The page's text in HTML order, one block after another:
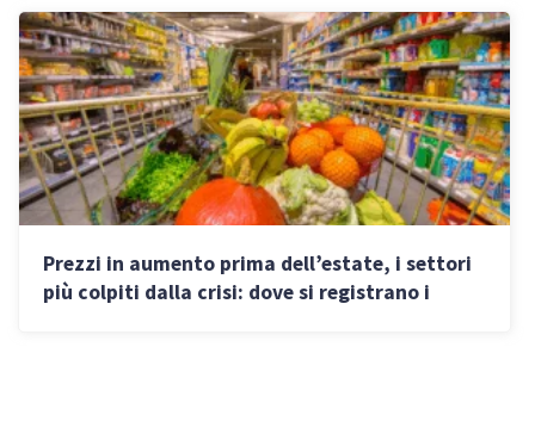
Prezzi in aumento prima dell’estate, i settori
più colpiti dalla crisi: dove si registrano i